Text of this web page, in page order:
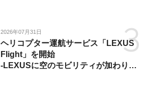
2026年07月31日
ヘリコプター運航サービス「LEXUS
Flight」を開始
-LEXUSに空のモビリティが加わり、